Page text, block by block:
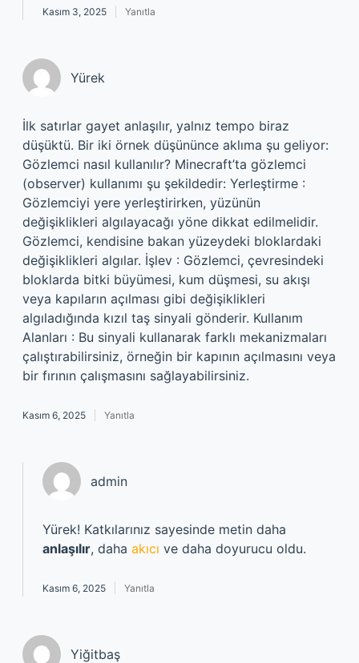
Kasım 3, 2025 Yanıtla
Yürek
İlk satırlar gayet anlaşılır, yalnız tempo biraz
düşüktü. Bir iki örnek düşününce aklıma şu geliyor:
Gözlemci nasıl kullanılır? Minecraft’ta gözlemci
(observer) kullanımı şu şekildedir: Yerleştirme :
Gözlemciyi yere yerleştirirken, yüzünün
değişiklikleri algılayacağı yöne dikkat edilmelidir.
Gözlemci, kendisine bakan yüzeydeki bloklardaki
değişiklikleri algılar. İşlev : Gözlemci, çevresindeki
bloklarda bitki büyümesi, kum düşmesi, su akışı
veya kapıların açılması gibi değişiklikleri
algıladığında kızıl taş sinyali gönderir. Kullanım
Alanları : Bu sinyali kullanarak farklı mekanizmaları
çalıştırabilirsiniz, örneğin bir kapının açılmasını veya
bir fırının çalışmasını sağlayabilirsiniz.
Kasım 6, 2025 Yanıtla
admin
Yürek! Katkılarınız sayesinde metin daha
anlaşılır, daha akıcı ve daha doyurucu oldu.
Kasım 6, 2025 Yanıtla
Yiğitbaş